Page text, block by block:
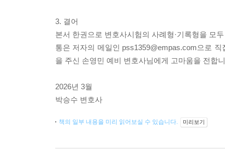
3. 결어
본서 한권으로 변호사시험의 사례형·기록형을 모
통은 저자의 메일인 pss1359@empas.com으로
을 주신 손영민 예비 변호사님에게 고마움을 전합
2026년 3월
박승수 변호사
책의 일부 내용을 미리 읽어보실 수 있습니다. 미리보기